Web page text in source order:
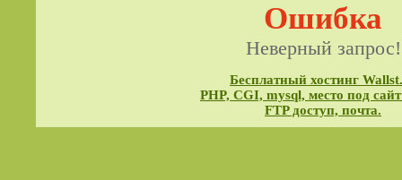
Ошибка
Неверный запрос!
Бесплатный хостинг
PHP, CGI, mysql, место под
FTP доступ, почта.